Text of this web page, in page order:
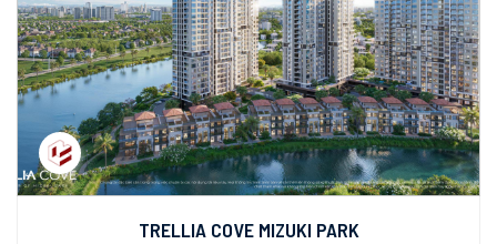
TRELLIA COVE MIZUKI PARK